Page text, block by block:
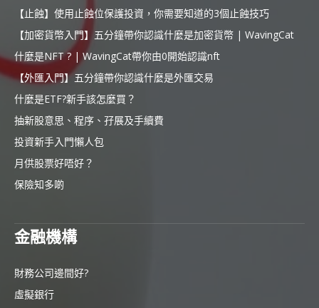
【止蝕】使用止蝕位保護投資，你需要知道的3個止蝕技巧
【加密貨幣入門】五分鐘帶你認識什麼是加密貨幣 | WavingCat
什麼是NFT ? | WavingCat帶你由0開始認識nft
【外匯入門】五分鐘帶你認識什麼是外匯交易
什麼是ETF?新手該怎麼買？
抽新股意思、程序、孖展及手續費
投資新手入門懶人包
月供股票好唔好？
保險知多啲
金融機構
財務公司邊間好?
虛擬銀行